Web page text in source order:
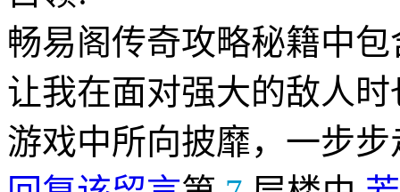
畅易阁传奇攻略秘籍中
让我在面对强大的敌人
游戏中所向披靡，一步